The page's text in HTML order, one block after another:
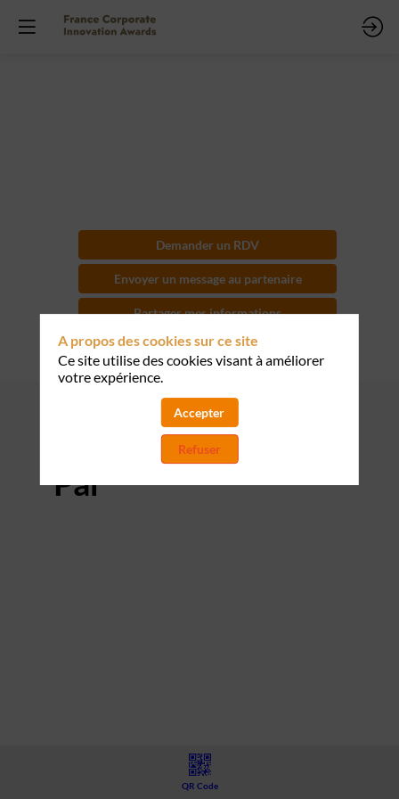
Demander un RDV
Envoyer un message au partenaire
Partager mes informations
Par
QR Code
A propos des cookies sur ce site
Ce site utilise des cookies visant à améliorer
votre expérience.
Accepter
Refuser